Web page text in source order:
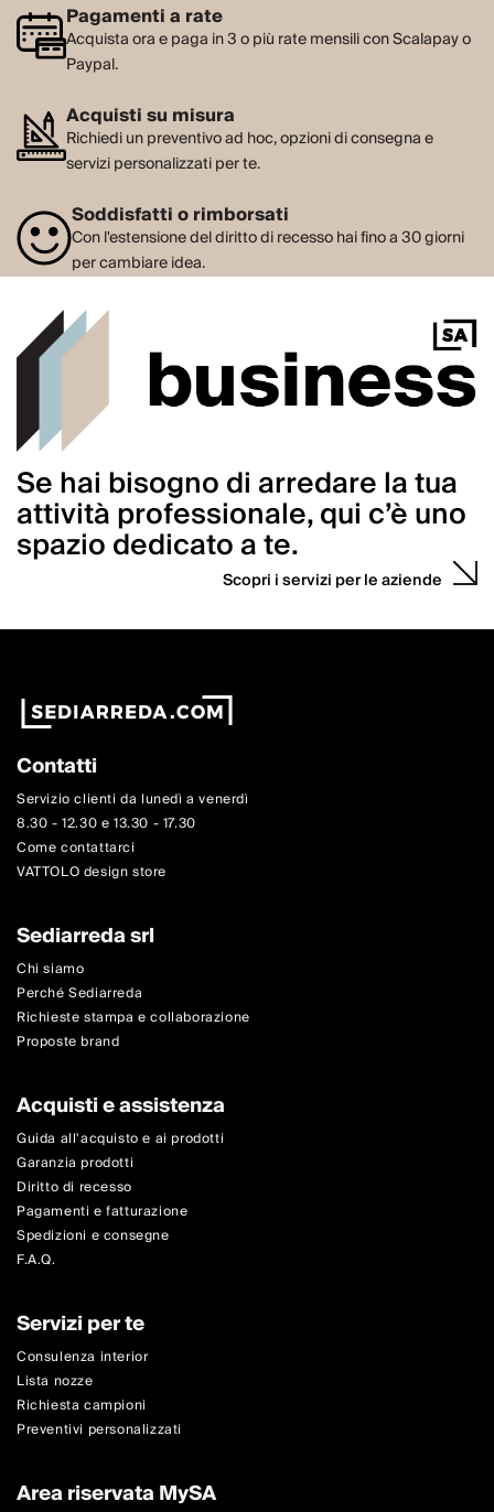
Pagamenti a rate
Acquista ora e paga in 3 o più rate mensili con Scalapay o
Paypal.
Acquisti su misura
Richiedi un preventivo ad hoc, opzioni di consegna e
servizi personalizzati per te.
Soddisfatti o rimborsati
Con l'estensione del diritto di recesso hai fino a 30 giorni
per cambiare idea.
Se hai bisogno di arredare la tua
attività professionale, qui c’è uno
spazio dedicato a te.
Scopri i servizi per le aziende
Contatti
Servizio clienti da lunedì a venerdì
8.30 - 12.30 e 13.30 - 17.30
Come contattarci
VATTOLO design store
Sediarreda srl
Chi siamo
Perché Sediarreda
Richieste stampa e collaborazione
Proposte brand
Acquisti e assistenza
Guida all'acquisto e ai prodotti
Garanzia prodotti
Diritto di recesso
Pagamenti e fatturazione
Spedizioni e consegne
F.A.Q.
Servizi per te
Consulenza interior
Lista nozze
Richiesta campioni
Preventivi personalizzati
Area riservata MySA